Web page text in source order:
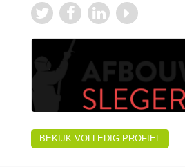
BEKIJK VOLLEDIG PROFIEL